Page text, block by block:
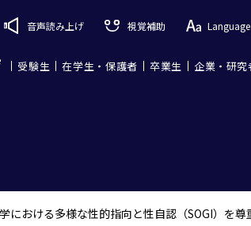
音声読み上げ 視覚補助 Language
受験生 在学生・保護者 卒業生 企業・研究
における多様な性的指向と性自認（SOGI）を